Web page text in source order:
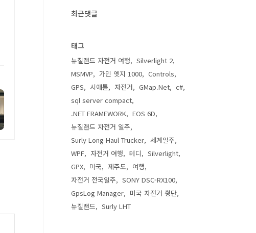
최근댓글
태그
뉴질랜드 자전거 여행
Silverlight 2
MSMVP
가민 엣지 1000
Controls
GPS
시애틀 자전거 GMap.Net
c#
sql server compact
.NET FRAMEWORK
EOS 6D
뉴질랜드 자전거 일주
Surly Long Haul Trucker
세계일주
WPF
자전거 여행 테디
Silverlight
GPX
미국 제주도
여행
자전거 전국일주
SONY DSC-RX100
GpsLog Manager
미국 자전거 횡단
뉴질랜드
Surly LHT